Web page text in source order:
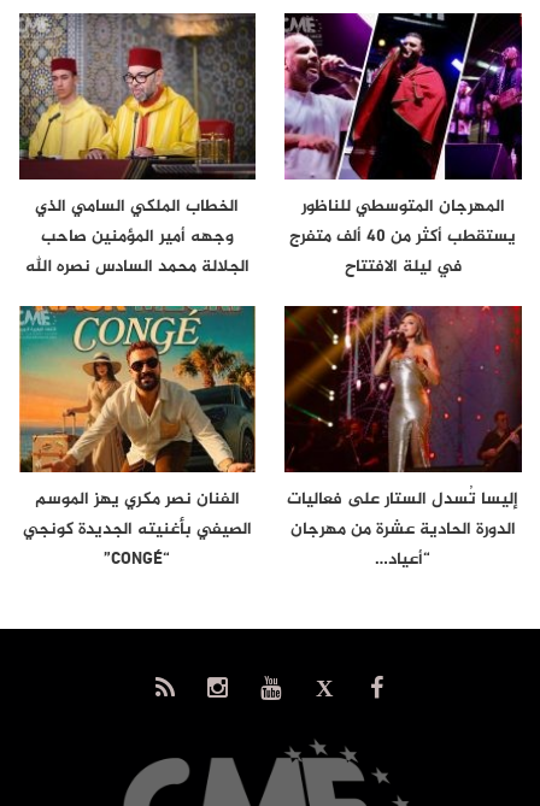
المهرجان المتوسطي للناظور
يستقطب أكثر من 40 ألف متفرج
في ليلة الافتتاح
الخطاب الملكي السامي الذي
وجهه أمير المؤمنين صاحب
الجلالة محمد السادس نصره الله
إليسا تُسدل الستار على فعاليات
الدورة الحادية عشرة من مهرجان
“أعياد…
الفنان نصر مكري يهز الموسم
الصيفي بأغنيته الجديدة كونجي
“CONGÉ”